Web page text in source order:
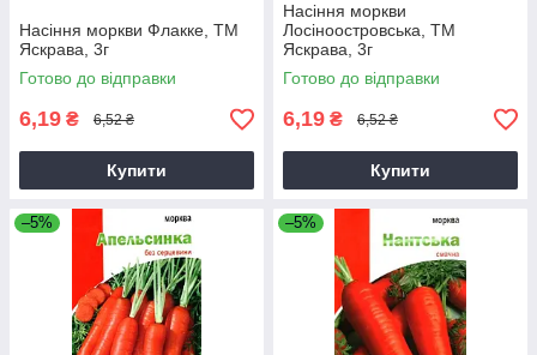
Насіння моркви Флакке, ТМ
Яскрава, 3г
Готово до відправки
6,19 ₴ 6,52 ₴
Купити
Насіння моркви
Лосiноостровська, ТМ
Яскрава, 3г
Готово до відправки
6,19 ₴ 6,52 ₴
Купити
–5% –5%